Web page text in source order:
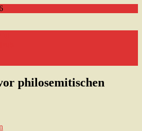
philosemitischen